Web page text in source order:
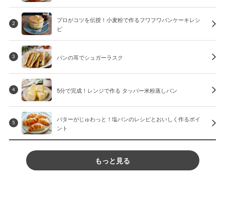
2
プロがコツを伝授！小麦粉で作るフワフワパンケーキレシ
ピ
3 パンの耳でシュガーラスク
4 5分で完成！レンジで作る タッパー米粉蒸しパン
5
バターがじゅわっと！塩パンのレシピとおいしく作るポイ
ント
もっと見る